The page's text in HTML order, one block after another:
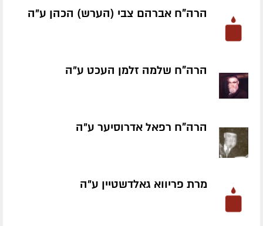
הרה"ח אברהם צבי (הערש) הכהן ע״ה
הרה"ח שלמה זלמן העכט ע״ה
הרה"ח רפאל אדרוסיער ע״ה
מרת פריווא גאלדשטיין ע״ה